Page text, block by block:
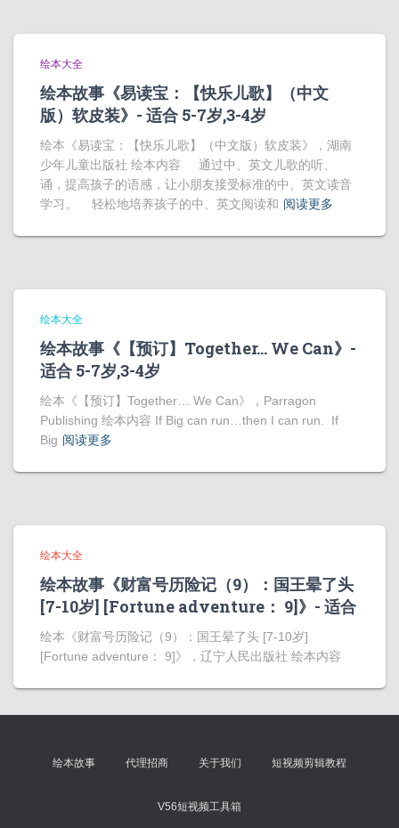
绘本大全
绘本故事《易读宝：【快乐儿歌】（中文
版）软皮装》- 适合 5-7岁,3-4岁
绘本《易读宝：【快乐儿歌】（中文版）软皮装》，湖南
少年儿童出版社 绘本内容 通过中、英文儿歌的听、
诵，提高孩子的语感，让小朋友接受标准的中、英文读音
学习。 轻松地培养孩子的中、英文阅读和 阅读更多
绘本大全
绘本故事《【预订】Together… We Can》-
适合 5-7岁,3-4岁
绘本《【预订】Together… We Can》，Parragon
Publishing 绘本内容 If Big can run…then I can run. If
Big 阅读更多
绘本大全
绘本故事《财富号历险记（9）：国王晕了头
[7-10岁] [Fortune adventure： 9]》- 适合
绘本《财富号历险记（9）：国王晕了头 [7-10岁]
[Fortune adventure： 9]》，辽宁人民出版社 绘本内容
绘本故事 代理招商 关于我们 短视频剪辑教程
V56短视频工具箱